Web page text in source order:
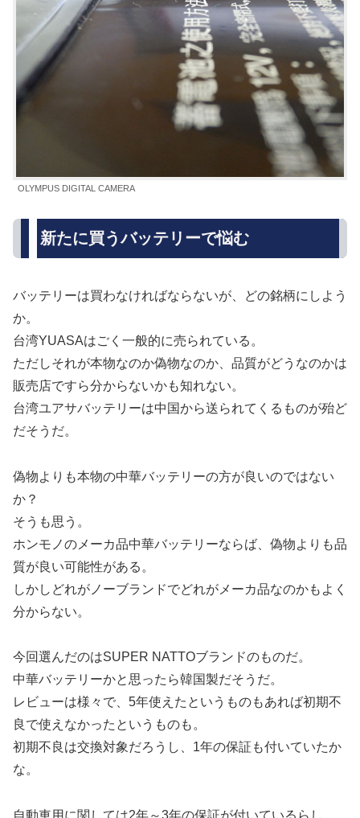
OLYMPUS DIGITAL CAMERA
新たに買うバッテリーで悩む
バッテリーは買わなければならないが、どの銘柄にしよう
か。
台湾YUASAはごく一般的に売られている。
ただしそれが本物なのか偽物なのか、品質がどうなのかは
販売店ですら分からないかも知れない。
台湾ユアサバッテリーは中国から送られてくるものが殆ど
だそうだ。
偽物よりも本物の中華バッテリーの方が良いのではない
か？
そうも思う。
ホンモノのメーカ品中華バッテリーならば、偽物よりも品
質が良い可能性がある。
しかしどれがノーブランドでどれがメーカ品なのかもよく
分からない。
今回選んだのはSUPER NATTOブランドのものだ。
中華バッテリーかと思ったら韓国製だそうだ。
レビューは様々で、5年使えたというものもあれば初期不
良で使えなかったというものも。
初期不良は交換対象だろうし、1年の保証も付いていたか
な。